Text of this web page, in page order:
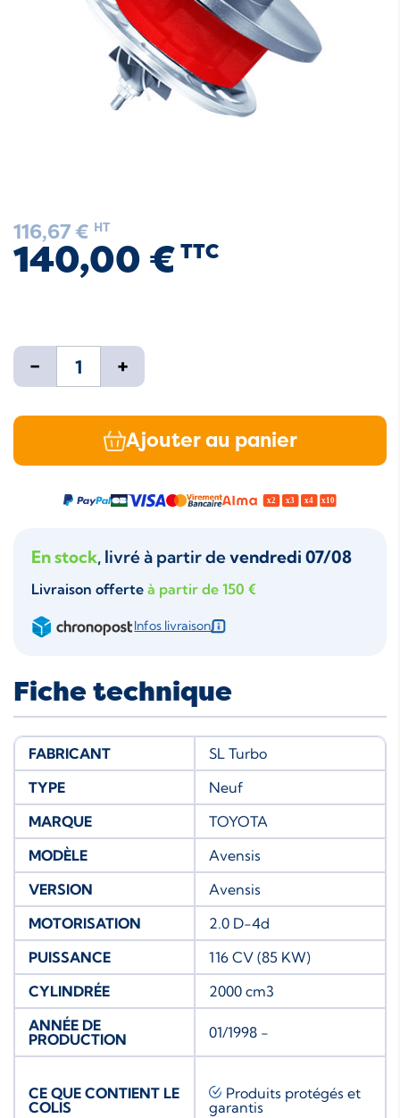
116,67 € HT
140,00 € TTC
- +
Ajouter au panier
En stock, livré à partir devendredi 07/08
Livraison offerte à partir de 150 €
Infos livraison
Fiche technique
FABRICANT
SL Turbo
TYPE
Neuf
MARQUE
TOYOTA
MODÈLE
Avensis
VERSION
Avensis
MOTORISATION
2.0 D-4d
PUISSANCE
116 CV (85 KW)
CYLINDRÉE
2000 cm3
ANNÉE DE
PRODUCTION
01/1998 -
CE QUE CONTIENT LE
COLIS
Produits protégés et
garantis